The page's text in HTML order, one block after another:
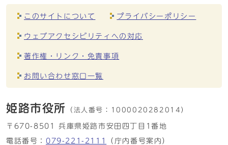
このサイトについて プライバシーポリシー
ウェブアクセシビリティへの対応
著作権・リンク・免責事項
お問い合わせ窓口一覧
姫路市役所 （法人番号： 1000020282014）
〒670-8501 兵庫県姫路市安田四丁目1番地
電話番号： 079-221-2111
（庁内番号案内）